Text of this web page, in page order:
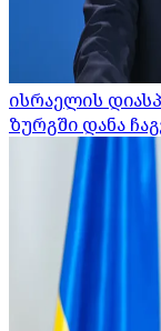
ისრაელის
ზურგში დანა